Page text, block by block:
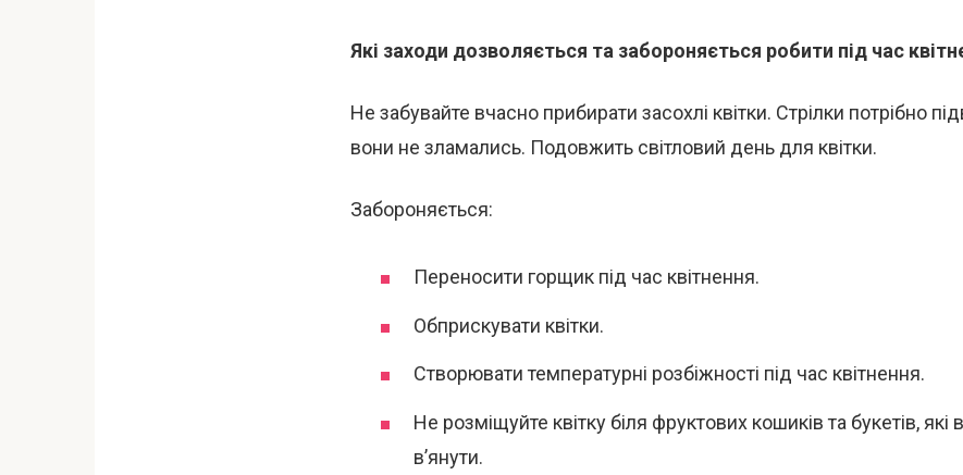
Які заходи дозволяється та забороняється робити під час
Не забувайте вчасно прибирати засохлі квітки. Стрілки потрібно
вони не зламались. Подовжить світловий день для квітки.
Забороняється:
Переносити горщик під час квітнення.
Обприскувати квітки.
Створювати температурні розбіжності під час квітнення.
Не розміщуйте квітку біля фруктових кошиків та букетів,
в’янути.